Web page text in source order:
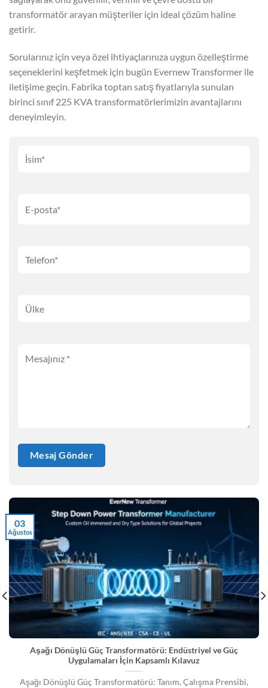
transformatör arayan müşteriler için ideal çözüm haline
getirir.
Sorularınız için veya özel ihtiyaçlarınıza uygun özelleştirme
seçeneklerini keşfetmek için bugün Evernew Transformer ile
iletişime geçin. Fabrika toptan satış fiyatlarıyla sunulan
birinci sınıf 225 KVA transformatörlerimizin avantajlarını
deneyimleyin.
Aşağı Dönüşlü Güç Transformatörü: Endüstriyel ve Güç
Uygulamaları İçin Kapsamlı Kılavuz
Aşağı Dönüşlü Güç Transformatörü: Tanım, Çalışma Prensibi,
03
Ağustos